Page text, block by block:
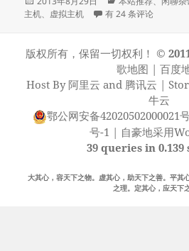
布
类
主机、 虚拟主机 枫叶主机–质优价廉的
有 24 条评论
版权所有，保留一切权利！ ©
歌地图 | 百度
Host By 阿里云 and 腾讯云 |
牛云
鄂公网安备42020502000021
号-1 | 自豪地采用
39 queries in 0.139
大其心，容天下之物。虚其心，助天下之善。平其
之理。定其心，应天下